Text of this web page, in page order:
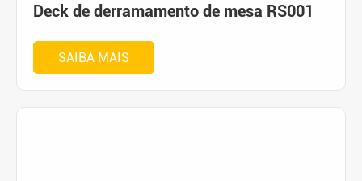
Deck de derramamento de mesa RS001
SAIBA MAIS